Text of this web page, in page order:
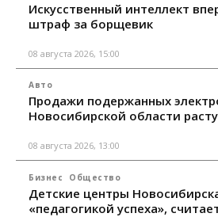
Искусственный интеллект
штраф за борщевик
08 августа 2026, 15:00
Авто
Продажи подержанных
Новосибирской области
08 августа 2026, 13:00
Бизнес Общество
Детские центры
«педагогикой успеха»,